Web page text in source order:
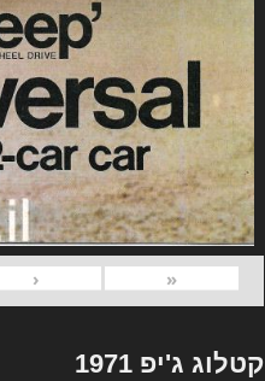
«
‹
קטלוג ג'יפ 1971